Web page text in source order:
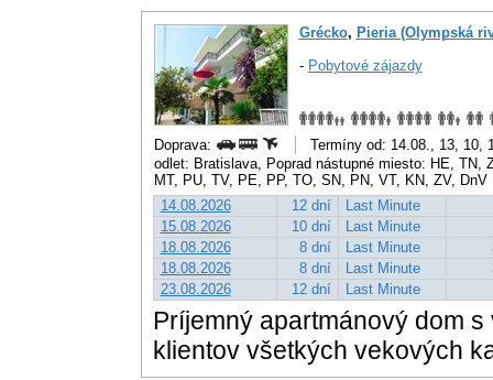
Grécko, Pieria (Olympská
- Pobytové zájazdy
Doprava:
Termíny od: 14.08., 13, 10,
odlet: Bratislava, Poprad nástupné miesto: HE,
MT, PU, TV, PE, PP, TO, SN, PN, VT, KN, ZV, DnV
14.08.2026
12 dní
Last Minute
15.08.2026
10 dní
Last Minute
18.08.2026
8 dní Last Minute
18.08.2026
8 dní Last Minute
23.08.2026
12 dní Last Minute
Príjemný apartmánový dom
klientov všetkých vekových